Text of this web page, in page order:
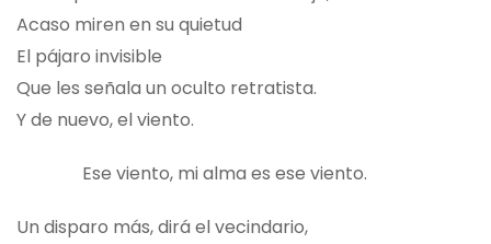
Acaso miren en su quietud
El pájaro invisible
Que les señala un oculto retratista.
Y de nuevo, el viento.
Ese viento, mi alma es ese viento.
Un disparo más, dirá el vecindario,